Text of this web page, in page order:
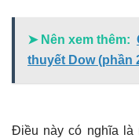
➤ Nên xem thêm:
thuyết Dow (phần
Điều này có nghĩa là